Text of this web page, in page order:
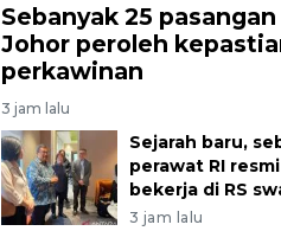
Sebanyak 25
Johor peroleh
perkawinan
3 jam lalu
Sejarah baru,
perawat RI
bekerja di RS
3 jam lalu